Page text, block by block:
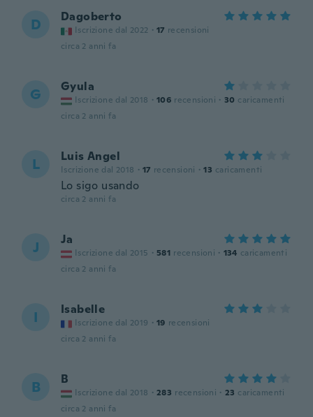
D Dagoberto
Iscrizione dal 2022 · 17 recensioni
circa 2 anni fa
G Gyula
Iscrizione dal 2018 · 106 recensioni · 30 caricamenti
circa 2 anni fa
L Luis Angel
Iscrizione dal 2018 · 17 recensioni · 13 caricamenti
Lo sigo usando
circa 2 anni fa
J Ja
Iscrizione dal 2015 · 581 recensioni · 134 caricamenti
circa 2 anni fa
I Isabelle
Iscrizione dal 2019 · 19 recensioni
circa 2 anni fa
B B
Iscrizione dal 2018 · 283 recensioni · 23 caricamenti
circa 2 anni fa